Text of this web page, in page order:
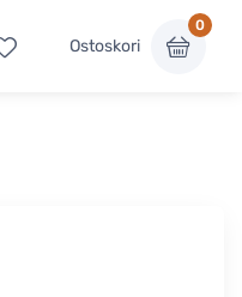
Ostoskori
0